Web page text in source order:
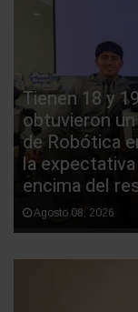
Tienen 18 y
obtuvieron
de Robótica
la
encima del
Agosto 08, 2026